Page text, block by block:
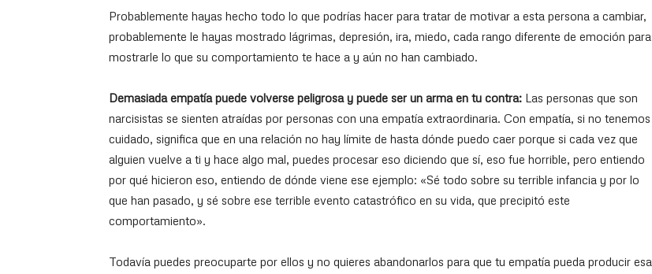
Probablemente hayas hecho todo lo que podrías hacer para tratar de motivar a esta persona a cambiar,
probablemente le hayas mostrado lágrimas, depresión, ira, miedo, cada rango diferente de emoción para
mostrarle lo que su comportamiento te hace a y aún no han cambiado.
Demasiada empatía puede volverse peligrosa y puede ser un arma en tu contra: Las personas que son
narcisistas se sienten atraídas por personas con una empatía extraordinaria. Con empatía, si no tenemos
cuidado, significa que en una relación no hay límite de hasta dónde puedo caer porque si cada vez que
alguien vuelve a ti y hace algo mal, puedes procesar eso diciendo que sí, eso fue horrible, pero entiendo
por qué hicieron eso, entiendo de dónde viene ese ejemplo: «Sé todo sobre su terrible infancia y por lo
que han pasado, y sé sobre ese terrible evento catastrófico en su vida, que precipitó este
comportamiento».
Todavía puedes preocuparte por ellos y no quieres abandonarlos para que tu empatía pueda producir esa